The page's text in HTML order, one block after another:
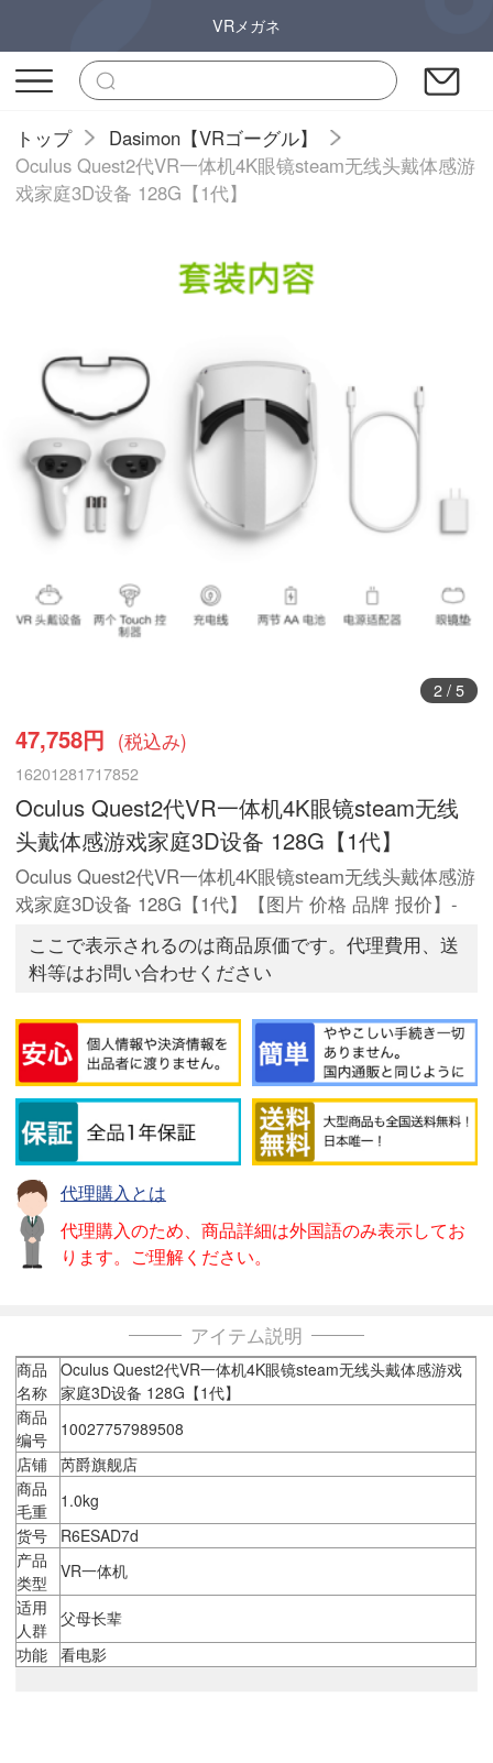
VRメガネ
トップ
Dasimon【VRゴーグル】
Oculus Quest2代VR一体机4K眼镜steam无线头戴体感游
戏家庭3D设备 128G【1代】
3/ 5
47,758円 (税込み)
16201281717852
Oculus Quest2代VR一体机4K眼镜steam无线
头戴体感游戏家庭3D设备 128G【1代】
Oculus Quest2代VR一体机4K眼镜steam无线头戴体感游
戏家庭3D设备 128G【1代】【图片 价格 品牌 报价】-
ここで表示されるのは商品原価です。代理費用、送
料等はお問い合わせください
代理購入とは
代理購入のため、商品詳細は外国語のみ表示してお
ります。ご理解ください。
アイテム説明
商品
名称
Oculus Quest2代VR一体机4K眼镜steam无线头戴体感游戏
家庭3D设备 128G【1代】
商品
编号
10027757989508
店铺
芮爵旗舰店
商品
毛重
1.0kg
货号
R6ESAD7d
产品
类型
VR一体机
适用
人群
父母长辈
功能
看电影